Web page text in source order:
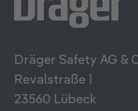
Dräger Safety AG &
Revalstraße 1
23560 Lübeck